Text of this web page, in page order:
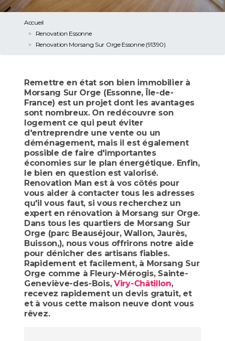
Accueil
Renovation Essonne
Renovation Morsang Sur Orge Essonne (91390)
Remettre en état son bien immobilier à
Morsang Sur Orge (Essonne, Île-de-
France) est un projet dont les avantages
sont nombreux. On redécouvre son
logement ce qui peut éviter
d'entreprendre une vente ou un
déménagement, mais il est également
possible de faire d'importantes
économies sur le plan énergétique. Enfin,
le bien en question est valorisé.
Renovation Man est à vos côtés pour
vous aider à contacter tous les adresses
qu'il vous faut, si vous recherchez un
expert en rénovation à Morsang sur Orge.
Dans tous les quartiers de Morsang Sur
Orge (parc Beauséjour, Wallon, Jaurès,
Buisson,), nous vous offrirons notre aide
pour dénicher des artisans fiables.
Rapidement et facilement, à Morsang Sur
Orge comme à Fleury-Mérogis, Sainte-
Geneviève-des-Bois, Viry-Châtillon,
recevez rapidement un devis gratuit, et
et à vous cette maison neuve dont vous
rêvez.